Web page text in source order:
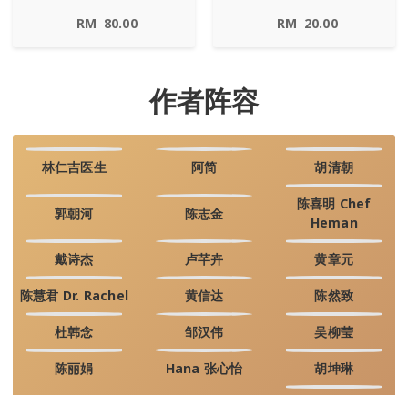
RM 80.00 RM 20.00
作者阵容
林仁吉医生 阿简 胡清朝
郭朝河 陈志金
陈喜明 Chef
Heman
戴诗杰 卢芊卉 黄章元
陈慧君 Dr. Rachel 黄信达 陈然致
杜韩念 邹汉伟 吴柳莹
陈丽娟 Hana 张心怡 胡坤琳